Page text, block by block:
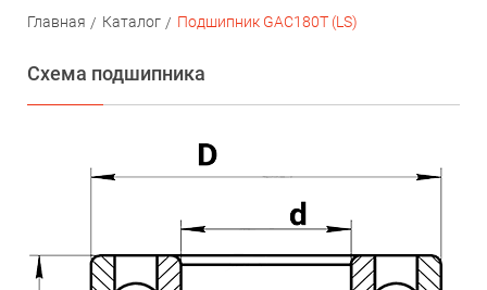
Главная Каталог Подшипник GAC180T (LS)
Схема подшипника